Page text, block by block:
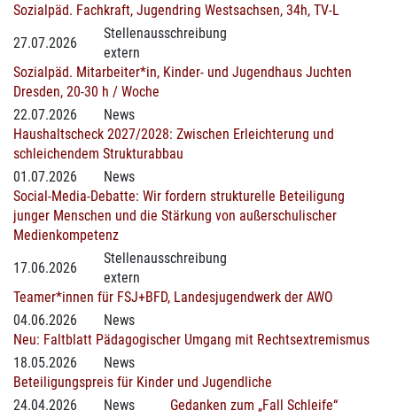
Sozialpäd. Fachkraft, Jugendring Westsachsen, 34h, TV-L
27.07.2026
Stellenausschreibung
extern
Sozialpäd. Mitarbeiter*in, Kinder- und Jugendhaus Juchten
Dresden, 20-30 h / Woche
22.07.2026
News
Haushaltscheck 2027/2028: Zwischen Erleichterung und
schleichendem Strukturabbau
01.07.2026
News
Social-Media-Debatte: Wir fordern strukturelle Beteiligung
junger Menschen und die Stärkung von außerschulischer
Medienkompetenz
17.06.2026
Stellenausschreibung
extern
Teamer*innen für FSJ+BFD, Landesjugendwerk der AWO
04.06.2026
News
Neu: Faltblatt Pädagogischer Umgang mit Rechtsextremismus
18.05.2026
News
Beteiligungspreis für Kinder und Jugendliche
24.04.2026
News
Gedanken zum „Fall Schleife“